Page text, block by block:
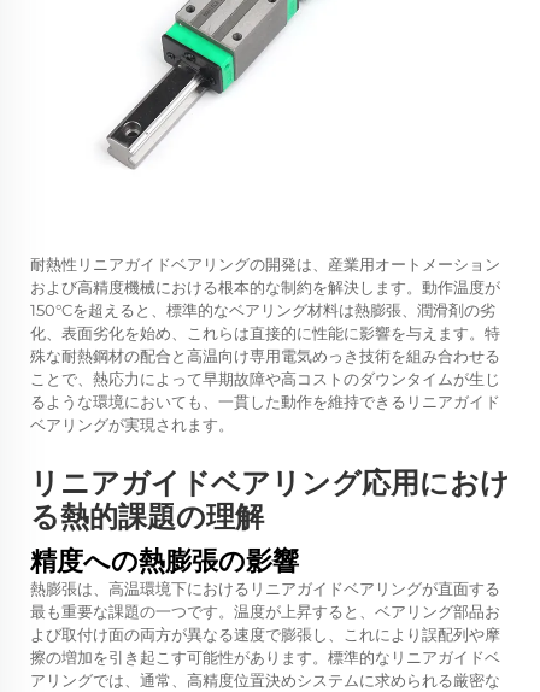
耐熱性リニアガイドベアリングの開発は、産業用オートメーション
および高精度機械における根本的な制約を解決します。動作温度が
150°Cを超えると、標準的なベアリング材料は熱膨張、潤滑剤の劣
化、表面劣化を始め、これらは直接的に性能に影響を与えます。特
殊な耐熱鋼材の配合と高温向け専用電気めっき技術を組み合わせる
ことで、熱応力によって早期故障や高コストのダウンタイムが生じ
るような環境においても、一貫した動作を維持できるリニアガイド
ベアリングが実現されます。
リニアガイドベアリング応用におけ
る熱的課題の理解
精度への熱膨張の影響
熱膨張は、高温環境下におけるリニアガイドベアリングが直面する
最も重要な課題の一つです。温度が上昇すると、ベアリング部品お
よび取付け面の両方が異なる速度で膨張し、これにより誤配列や摩
擦の増加を引き起こす可能性があります。標準的なリニアガイドベ
アリングでは、通常、高精度位置決めシステムに求められる厳密な